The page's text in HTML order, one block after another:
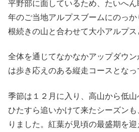
平野部に面しているため、たいへ
年のご当地アルプスブームにのっ
根続きの山と合わせて大小アルプス
全体を通じてなかなかアップダウ
は歩き応えのある縦走コースとなっ
季節は１２月に入り、高山から低
ひたすら追いかけて来たシーズン
りました。紅葉が見頃の最盛期を